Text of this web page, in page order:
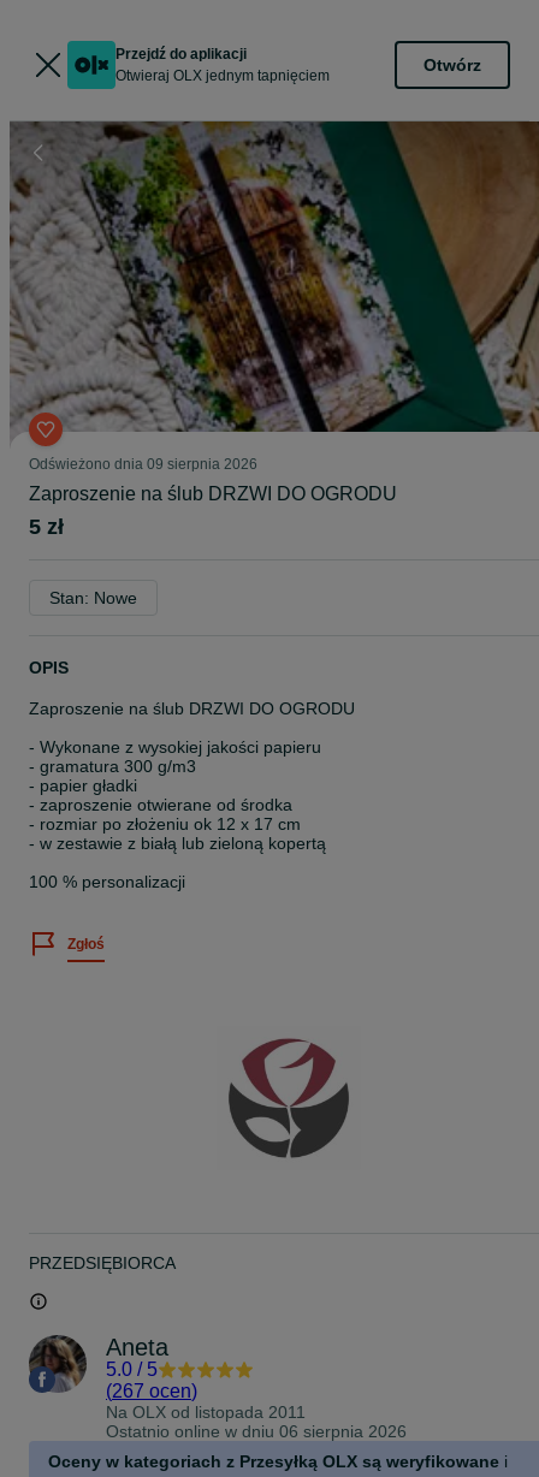
Przejdź do aplikacji
Otwieraj OLX jednym tapnięciem
Otwórz
Odświeżono dnia 09 sierpnia 2026
Zaproszenie na ślub DRZWI DO OGRODU
5 zł
Stan: Nowe
OPIS
Zaproszenie na ślub DRZWI DO OGRODU
- Wykonane z wysokiej jakości papieru
- gramatura 300 g/m3
- papier gładki
- zaproszenie otwierane od środka
- rozmiar po złożeniu ok 12 x 17 cm
- w zestawie z białą lub zieloną kopertą
100 % personalizacji
Zgłoś
PRZEDSIĘBIORCA
Aneta
5.0 / 5
(267 ocen)
Na OLX od listopada 2011
Ostatnio online w dniu 06 sierpnia 2026
Oceny w kategoriach z Przesyłką OLX są weryfikowane i